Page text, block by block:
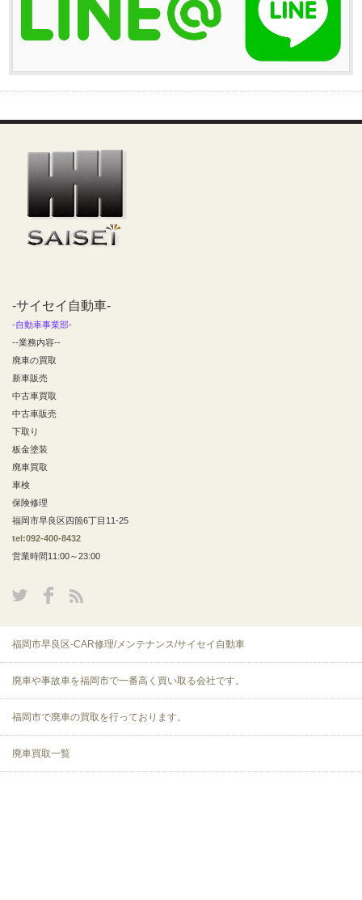
-サイセイ自動車-
-自動車事業部-
--業務内容--
廃車の買取
新車販売
中古車買取
中古車販売
下取り
板金塗装
廃車買取
車検
保険修理
福岡市早良区四箇6丁目11-25
tel:092-400-8432
営業時間11:00～23:00
福岡市早良区-CAR修理/メンテナンス/サイセイ自動車
廃車や事故車を福岡市で一番高く買い取る会社です。
福岡市で廃車の買取を行っております。
廃車買取一覧